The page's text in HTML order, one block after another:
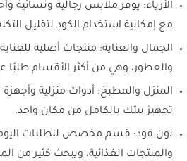
الأزياء: يوفر ملابس رجالية ونسائية
مع إمكانية استخدام الكود لتقليل
الجمال والعناية: منتجات أصلية
والعطور، وهي من أكثر الأقسام طلبًا
المنزل والمطبخ: أدوات منزلية
تجهيز بيتك بالكامل من مكان واحد.
نون فود: قسم مخصص للطلبات
والمنتجات الغذائية، ويبحث كثير من